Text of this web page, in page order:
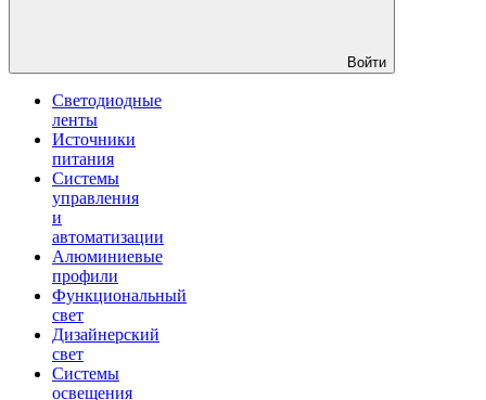
Войти
Светодиодные
ленты
Источники
питания
Системы
управления
и
автоматизации
Алюминиевые
профили
Функциональный
свет
Дизайнерский
свет
Системы
освещения